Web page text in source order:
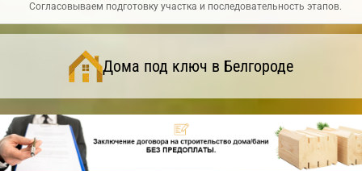
Согласовываем подготовку участка и последовательность этапов.
Дома под ключ в Белгороде